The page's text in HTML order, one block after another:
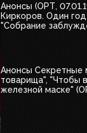
Анонсы (ОРТ,
Киркоров. Один год
"Собрание
Анонсы Секретные
товарища", "Чтобы
железной маске"